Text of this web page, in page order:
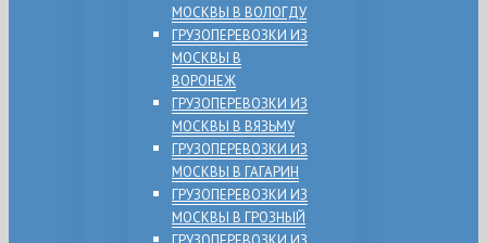
МОСКВЫ В ВОЛОГДУ
ГРУЗОПЕРЕВОЗКИ ИЗ
МОСКВЫ В
ВОРОНЕЖ
ГРУЗОПЕРЕВОЗКИ ИЗ
МОСКВЫ В ВЯЗЬМУ
ГРУЗОПЕРЕВОЗКИ ИЗ
МОСКВЫ В ГАГАРИН
ГРУЗОПЕРЕВОЗКИ ИЗ
МОСКВЫ В ГРОЗНЫЙ